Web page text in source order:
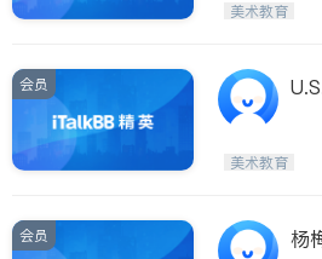
Santa Barbara &
美术教育
会员
美术教育
会员
杨